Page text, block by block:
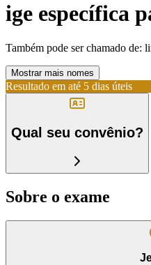
ige específica
Também pode ser chamado de:
Mostrar mais nomes
Resultado em até 5 dias úteis
Qual seu convênio?
Sobre o exame